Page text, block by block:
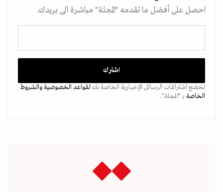
احصل على أفضل ما تقدمه "المجلة" مباشرة الى بريدك.
تخضع اشتراكات الرسائل الإخبارية الخاصة بكلقواعد الخصوصيةوالشروط
الخاصة بـ “المجلة".